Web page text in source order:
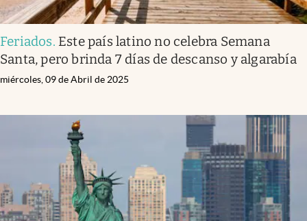
Feriados. Este país latino no celebra Semana
Santa, pero brinda 7 días de descanso y algarabía
miércoles, 09 de Abril de 2025